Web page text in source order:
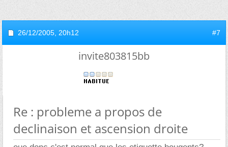
26/12/2005, 20h12 #7
invite803815bb
Re : probleme a propos de
declinaison et ascension droite